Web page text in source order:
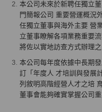
本公司未來於新聘任獨立
門簡報公司 重要營運概況
任獨立董事與海外主要 營
立董事瞭解各項業務重要
將佐以實地訪查方式辦理之
本公司每年度依據中長期
訂「年度人 才培訓與發展
列敘明高階經營人才之培
董事會能夠確實掌握公司